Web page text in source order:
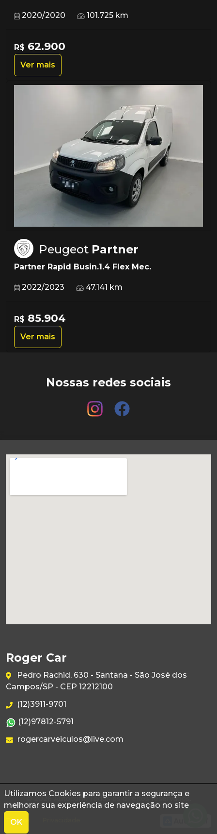
Utilizamos Cookies para garantir a segurança e
melhorar sua experiência de navegação no site
OK
2020/2020 101.725 km
R$ 62.900
Ver mais
Peugeot Partner
Partner Rapid Busin.1.4 Flex Mec.
2022/2023 47.141 km
R$ 85.904
Ver mais
Nossas redes sociais
Roger Car
Pedro Rachid, 630 - Santana - São José dos
Campos/SP - CEP 12212100
(12)3911-9701
(12)97812-5791
rogercarveiculos@live.com
© 2026 Autoconf. Todos os direitos reservados.
Termos